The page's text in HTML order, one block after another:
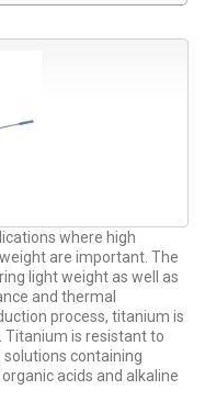
where high
are important. The
light weight as well as
and thermal
process, titanium is
Titanium is resistant to
solutions containing
acids and alkaline